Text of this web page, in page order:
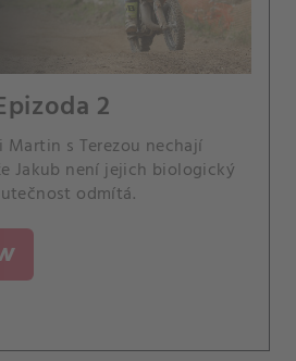
2
Martin s Terezou nechají
Jakub není jejich biologický
odmítá.